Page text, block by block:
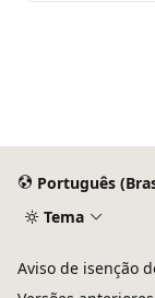
Português
Tema
Aviso de isenção